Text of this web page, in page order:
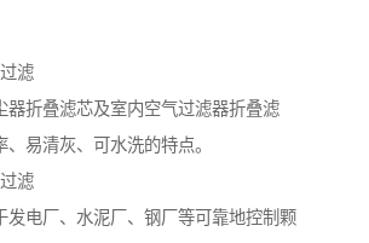
滤
器折叠滤芯及室内空气过滤器折叠滤
易清灰、可水洗的特点。
滤
发电厂、水泥厂、钢厂等可靠地控制颗